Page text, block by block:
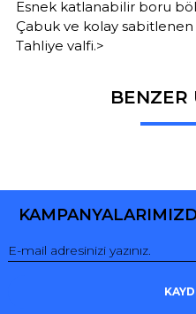
Esnek katlanabilir boru
Çabuk ve kolay sabitlenen
Tahliye valfi.>
BENZER